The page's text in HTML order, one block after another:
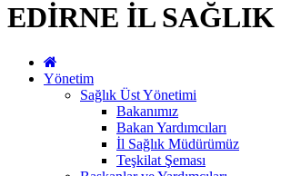
EDİRNE İL
Yönetim
Sağlık Üst Yönetimi
Bakanımız
Bakan Yardımcıları
İl Sağlık Müdürümüz
Teşkilat Şeması